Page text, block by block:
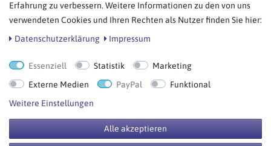
Datenschutz
AGB
Bestellung widerrufen
© Copyright 2026 BB Sport GmbH & Co KG. Alle Rechte vorbehalten.
Erfahrung zu verbessern. Weitere Informationen zu den von uns
verwendeten Cookies und Ihren Rechten als Nutzer finden Sie hier:
Daten­schutz­erklärung
Impressum
Essenziell Statistik
Marketing
Externe Medien
PayPal
Funktional
Weitere Einstellungen
Alle akzeptieren